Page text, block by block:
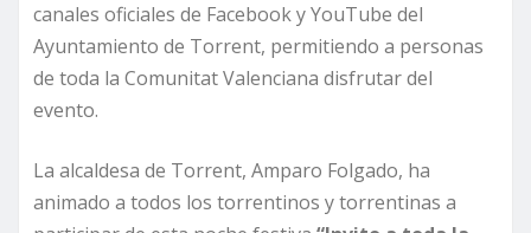
canales oficiales de Facebook y YouTube del
Ayuntamiento de Torrent, permitiendo a personas
de toda la Comunitat Valenciana disfrutar del
evento.
La alcaldesa de Torrent, Amparo Folgado, ha
animado a todos los torrentinos y torrentinas a